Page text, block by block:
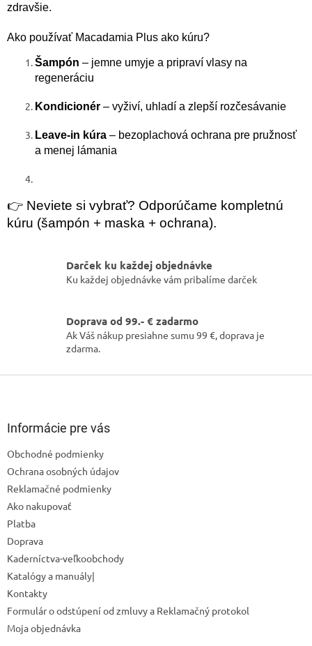
zdravšie.
Ako používať Macadamia Plus ako kúru?
Šampón – jemne umyje a pripraví vlasy na
regeneráciu
Kondicionér – vyživí, uhladí a zlepší rozčesávanie
Leave-in kúra – bezoplachová ochrana pre pružnosť
a menej lámania
👉 Neviete si vybrať? Odporúčame kompletnú
kúru (šampón + maska + ochrana).
Darček ku každej objednávke
Ku každej objednávke vám pribalíme darček
Doprava od 99.- € zadarmo
Ak Váš nákup presiahne sumu 99 €, doprava je
zdarma.
Informácie pre vás
Obchodné podmienky
Ochrana osobných údajov
Reklamačné podmienky
Ako nakupovať
Platba
Doprava
Kaderníctva-veľkoobchody
Katalógy a manuály|
Kontakty
Formulár o odstúpení od zmluvy a Reklamačný protokol
Moja objednávka
Odoslať